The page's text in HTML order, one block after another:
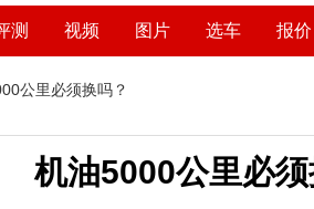
测 视频 图片 选车 报价
公里必须换吗？
机油5000公里必须